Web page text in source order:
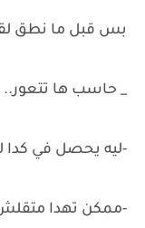
بس قبل ما نطق
_ حاسب ها تتعور..
-ليه يحصل في كدا
-ممكن تهدا